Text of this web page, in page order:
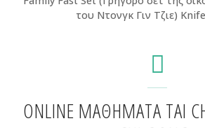
του Ντονγκ Γιν Τζιε)
ONLINE ΜΑΘΉΜΑΤΑ TAI